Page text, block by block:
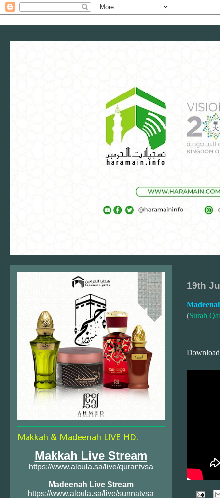
19th
(Surah
Makkah & Madeenah LIVE HD.
Makkah Live Stream
https://www.aloula.sa/live/qurantvsa
Madeenah Live Stream
https://www.aloula.sa/live/sunnatvsa